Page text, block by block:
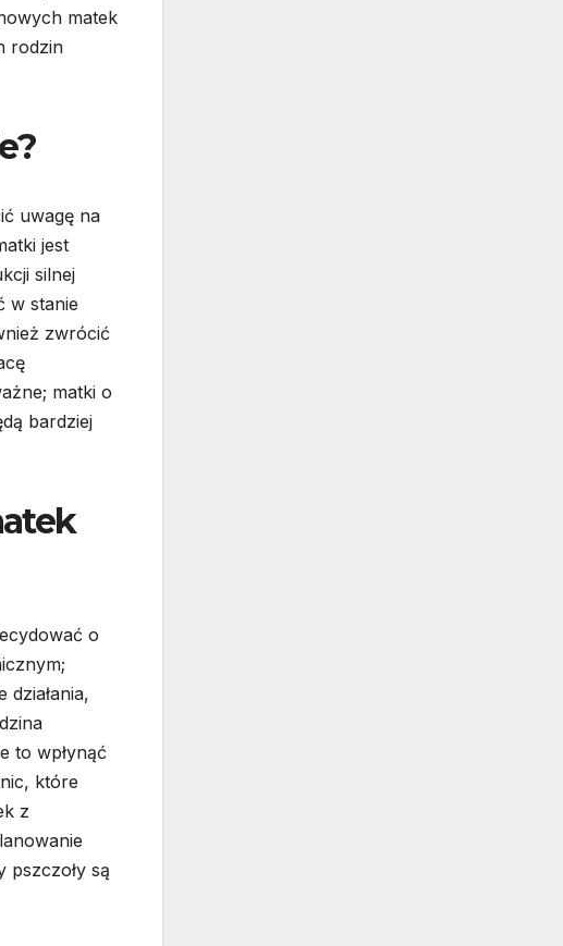
matek
rodzin
uwagę na
jest
silnej
w stanie
zwrócić
matki o
bardziej
o
to wpłynąć
które
z
pszczoły są